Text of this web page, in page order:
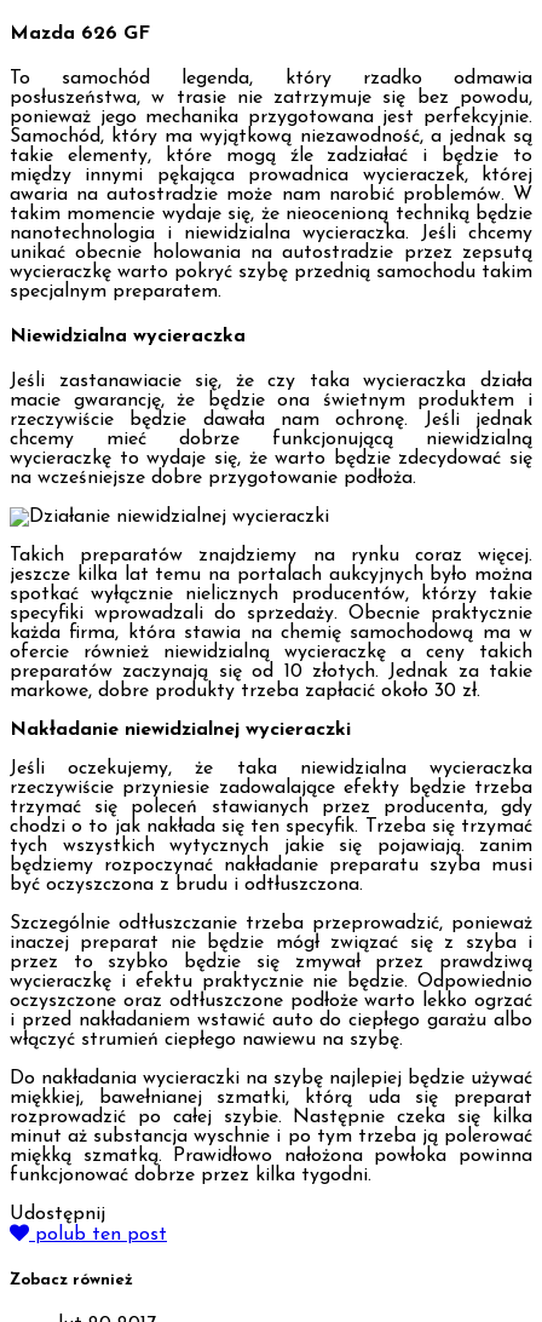
Mazda 626 GF
To samochód legenda, który rzadko odmawia
posłuszeństwa, w trasie nie zatrzymuje się bez powodu,
ponieważ jego mechanika przygotowana jest perfekcyjnie.
Samochód, który ma wyjątkową niezawodność, a jednak są
takie elementy, które mogą źle zadziałać i będzie to
między innymi pękająca prowadnica wycieraczek, której
awaria na autostradzie może nam narobić problemów. W
takim momencie wydaje się, że nieocenioną techniką będzie
nanotechnologia i niewidzialna wycieraczka. Jeśli chcemy
unikać obecnie holowania na autostradzie przez zepsutą
wycieraczkę warto pokryć szybę przednią samochodu takim
specjalnym preparatem.
Niewidzialna wycieraczka
Jeśli zastanawiacie się, że czy taka wycieraczka działa
macie gwarancję, że będzie ona świetnym produktem i
rzeczywiście będzie dawała nam ochronę. Jeśli jednak
chcemy mieć dobrze funkcjonującą niewidzialną
wycieraczkę to wydaje się, że warto będzie zdecydować się
na wcześniejsze dobre przygotowanie podłoża.
Takich preparatów znajdziemy na rynku coraz więcej.
jeszcze kilka lat temu na portalach aukcyjnych było można
spotkać wyłącznie nielicznych producentów, którzy takie
specyfiki wprowadzali do sprzedaży. Obecnie praktycznie
każda firma, która stawia na chemię samochodową ma w
ofercie również niewidzialną wycieraczkę a ceny takich
preparatów zaczynają się od 10 złotych. Jednak za takie
markowe, dobre produkty trzeba zapłacić około 30 zł.
Nakładanie niewidzialnej wycieraczki
Jeśli oczekujemy, że taka niewidzialna wycieraczka
rzeczywiście przyniesie zadowalające efekty będzie trzeba
trzymać się poleceń stawianych przez producenta, gdy
chodzi o to jak nakłada się ten specyfik. Trzeba się trzymać
tych wszystkich wytycznych jakie się pojawiają. zanim
będziemy rozpoczynać nakładanie preparatu szyba musi
być oczyszczona z brudu i odtłuszczona.
Szczególnie odtłuszczanie trzeba przeprowadzić, ponieważ
inaczej preparat nie będzie mógł związać się z szyba i
przez to szybko będzie się zmywał przez prawdziwą
wycieraczkę i efektu praktycznie nie będzie. Odpowiednio
oczyszczone oraz odtłuszczone podłoże warto lekko ogrzać
i przed nakładaniem wstawić auto do ciepłego garażu albo
włączyć strumień ciepłego nawiewu na szybę.
Do nakładania wycieraczki na szybę najlepiej będzie używać
miękkiej, bawełnianej szmatki, którą uda się preparat
rozprowadzić po całej szybie. Następnie czeka się kilka
minut aż substancja wyschnie i po tym trzeba ją polerować
miękką szmatką. Prawidłowo nałożona powłoka powinna
funkcjonować dobrze przez kilka tygodni.
Udostępnij
polub ten post
Zobacz również